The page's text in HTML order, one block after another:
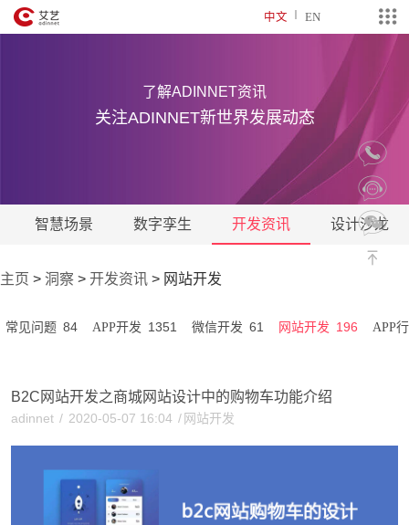
中文 EN
了解ADINNET资讯
关注ADINNET新世界发展动态
智慧场景 数字孪生 开发资讯 设计沙龙
主页 > 洞察 > 开发资讯 > 网站开发
常见问题 84 APP开发 1351 微信开发 61 网站开发 196 APP
B2C网站开发之商城网站设计中的购物车功能介绍
adinnet / 2020-05-07 16:04 / 网站开发